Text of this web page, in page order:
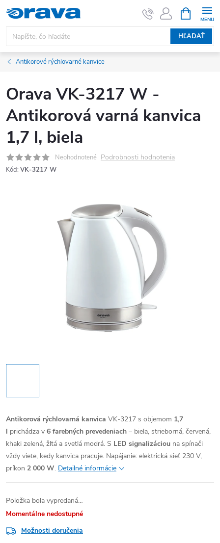
Prejsť na obsah
HĽADAŤ
Antikorové rýchlovarné kanvice
Orava VK-3217 W -
Antikorová varná kanvica
1,7 l, biela
Neohodnotené Podrobnosti hodnotenia
Kód: VK-3217 W
Antikorová rýchlovarná kanvica VK-3217 s objemom 1,7
l prichádza v 6 farebných prevedeniach – biela, strieborná, červená,
khaki zelená, žltá a svetlá modrá. S LED signalizáciou na spínači
vždy viete, kedy kanvica pracuje. Napájanie: elektrická sieť 230 V,
príkon 2 000 W. Detailné informácie
Položka bola vypredaná…
Momentálne nedostupné
Možnosti doručenia